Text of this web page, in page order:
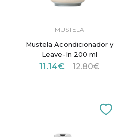
MUSTELA
Mustela Acondicionador y
Leave-In 200 ml
11.14€ 12.80€